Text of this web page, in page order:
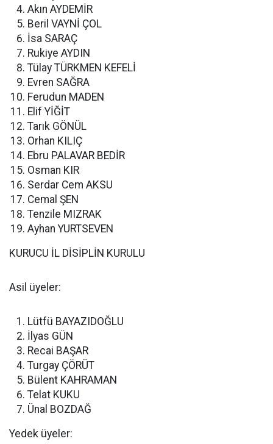
Akın AYDEMİR
Beril VAYNİ ÇOL
İsa SARAÇ
Rukiye AYDIN
Tülay TÜRKMEN KEFELİ
Evren SAĞRA
Ferudun MADEN
Elif YİĞİT
Tarık GÖNÜL
Orhan KILIÇ
Ebru PALAVAR BEDİR
Osman KIR
Serdar Cem AKSU
Cemal ŞEN
Tenzile MIZRAK
Ayhan YURTSEVEN
KURUCU İL DİSİPLİN KURULU
Asil üyeler:
Lütfü BAYAZIDOĞLU
İlyas GÜN
Recai BAŞAR
Turgay ÇÖRÜT
Bülent KAHRAMAN
Telat KUKU
Ünal BOZDAĞ
Yedek üyeler: